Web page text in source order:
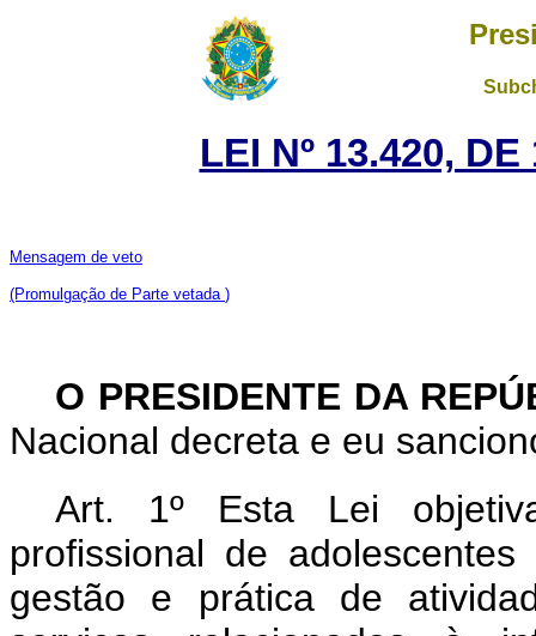
LEI Nº 13.420,
Mensagem de veto
(Promulgação de Parte vetada )
O PRESIDENTE DA
Nacional decreta e eu
Art. 1º Esta Lei
profissional de
gestão e prática de